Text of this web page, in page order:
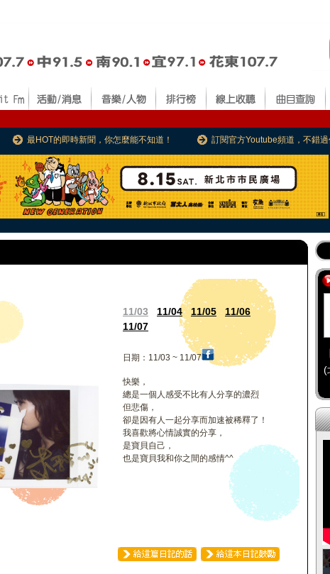
最HOT的即時新聞，你怎麼能不知道！ 訂閱官方Youtube頻道，不錯過
11/03 11/04 11/05
11/06
11/07
日期：11/03 ~ 11/07
快樂，
總是一個人感受不比有人分享的濃烈
但悲傷，
卻是因有人一起分享而加速被稀釋了！
我喜歡將心情誠實的分享，
是寶貝自己，
也是寶貝我和你之間的感情^^
(